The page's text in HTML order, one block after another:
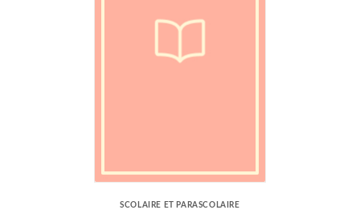
SCOLAIRE ET PARASCOLAIRE